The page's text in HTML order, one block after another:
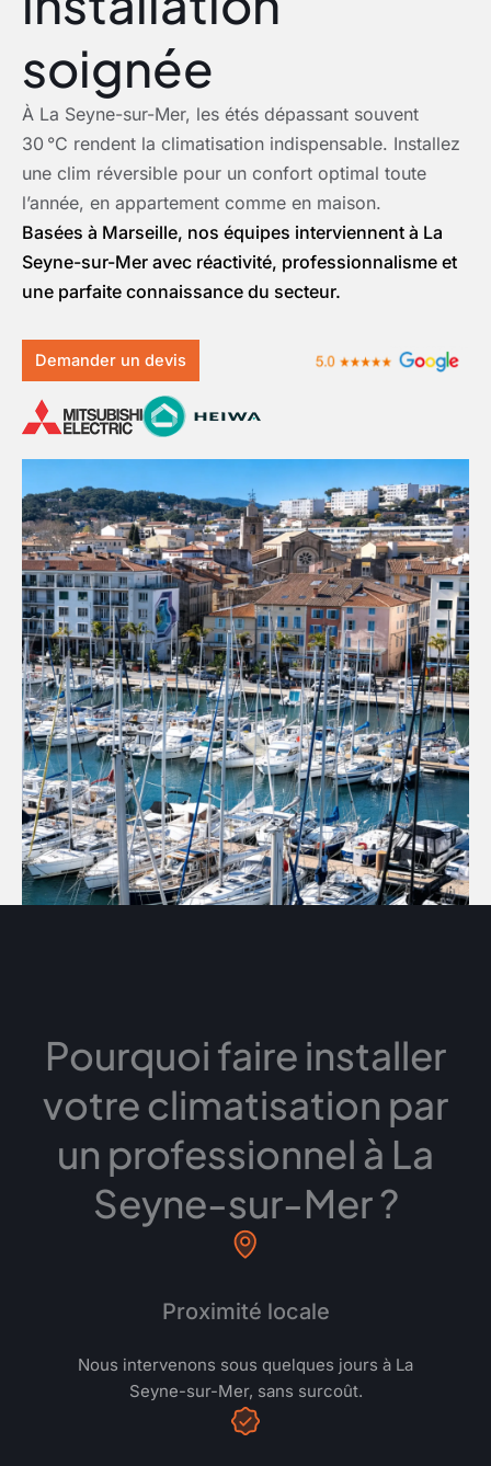
soignée
À La Seyne-sur-Mer, les étés dépassant souvent
30 °C rendent la climatisation indispensable. Installez
une clim réversible pour un confort optimal toute
l’année, en appartement comme en maison.
Basées à Marseille, nos équipes interviennent à La
Seyne-sur-Mer avec réactivité, professionnalisme et
une parfaite connaissance du secteur.
Demander un devis
Pourquoi faire installer
votre climatisation par
un professionnel à La
Seyne-sur-Mer ?
Proximité locale
Nous intervenons sous quelques jours à La
Seyne-sur-Mer, sans surcoût.